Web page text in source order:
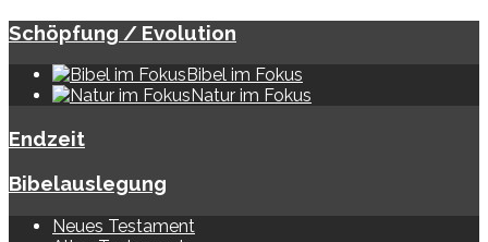
Schöpfung / Evolution
Bibel im Fokus
Natur im Fokus
Endzeit
Bibelauslegung
Neues Testament